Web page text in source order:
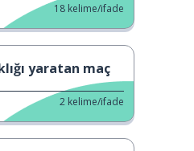
18 kelime/ifade
yaratan maç
2 kelime/ifade